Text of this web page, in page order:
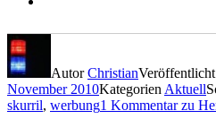
AutorChristian
November 2010Kategorien Aktuell
skurril, werbung1 Kommentarzu